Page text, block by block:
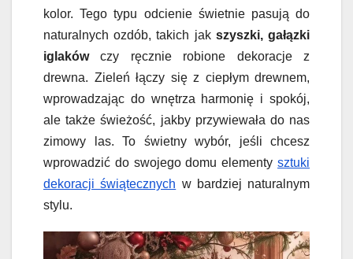
kolor. Tego typu odcienie świetnie pasują do
naturalnych ozdób, takich jak szyszki, gałązki
iglakówczy ręcznie robione dekoracje z
drewna. Zieleń łączy się z ciepłym drewnem,
wprowadzając do wnętrza harmonię i spokój,
ale także świeżość, jakby przywiewała do nas
zimowy las. To świetny wybór, jeśli chcesz
wprowadzić do swojego domu elementy sztuki
dekoracji świątecznych w bardziej naturalnym
stylu.